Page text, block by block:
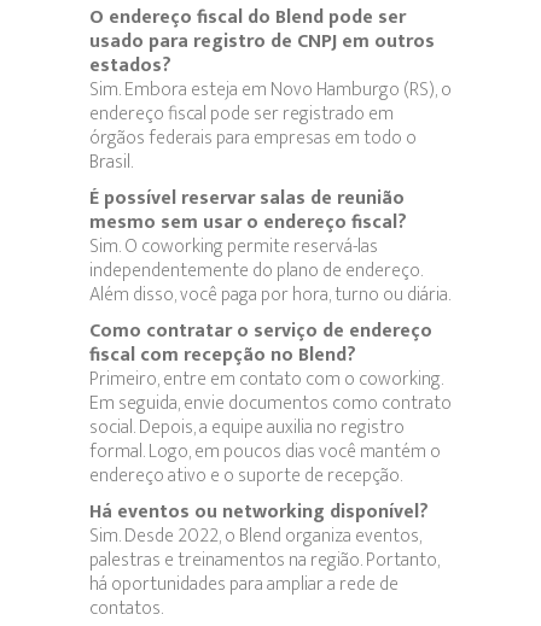
O endereço fiscal do Blend pode ser
usado para registro de CNPJ em outros
estados?
Sim. Embora esteja em Novo Hamburgo (RS), o
endereço fiscal pode ser registrado em
órgãos federais para empresas em todo o
Brasil.
É possível reservar salas de reunião
mesmo sem usar o endereço fiscal?
Sim. O coworking permite reservá-las
independentemente do plano de endereço.
Além disso, você paga por hora, turno ou diária.
Como contratar o serviço de endereço
fiscal com recepção no Blend?
Primeiro, entre em contato com o coworking.
Em seguida, envie documentos como contrato
social. Depois, a equipe auxilia no registro
formal. Logo, em poucos dias você mantém o
endereço ativo e o suporte de recepção.
Há eventos ou networking disponível?
Sim. Desde 2022, o Blend organiza eventos,
palestras e treinamentos na região. Portanto,
há oportunidades para ampliar a rede de
contatos.